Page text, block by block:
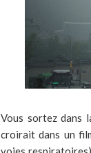
Vous sortez dans
croirait dans un